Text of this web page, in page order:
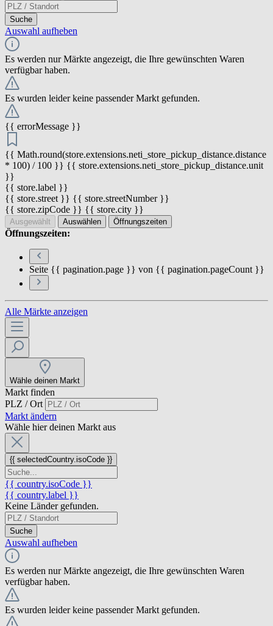
Suche
Auswahl aufheben
Es werden nur Märkte angezeigt, die Ihre gewünschten Waren
verfügbar haben.
Es wurden leider keine passender Markt gefunden.
{{ errorMessage }}
{{ Math.round(store.extensions.neti_store_pickup_distance.distance
* 100) / 100 }} {{ store.extensions.neti_store_pickup_distance.unit
}}
{{ store.label }}
{{ store.street }} {{ store.streetNumber }}
{{ store.zipCode }} {{ store.city }}
Ausgewählt Auswählen Öffnungszeiten
Öffnungszeiten:
Seite {{ pagination.page }} von {{ pagination.pageCount }}
Alle Märkte anzeigen
Wähle deinen Markt
Markt finden
PLZ / Ort
Markt ändern
Wähle hier deinen Markt aus
{{ selectedCountry.isoCode }}
{{ country.isoCode }}
{{ country.label }}
Keine Länder gefunden.
Suche
Auswahl aufheben
Es werden nur Märkte angezeigt, die Ihre gewünschten Waren
verfügbar haben.
Es wurden leider keine passender Markt gefunden.